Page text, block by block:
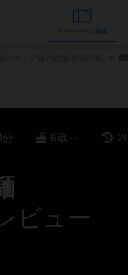
データベース
6歳～
ビュー